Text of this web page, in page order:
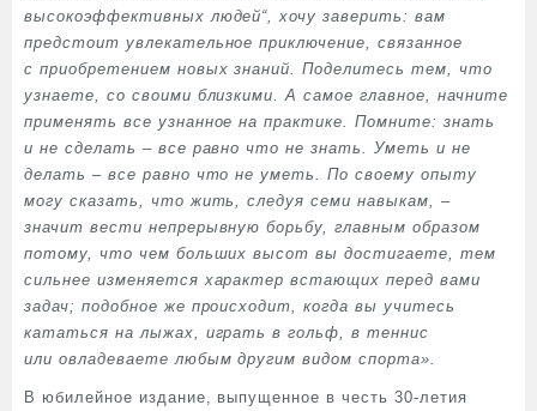
высокоэффективных людей“, хочу заверить: вам
предстоит увлекательное приключение, связанное
с приобретением новых знаний. Поделитесь тем, что
узнаете, со своими близкими. А самое главное, начните
применять все узнанное на практике. Помните: знать
и не сделать – все равно что не знать. Уметь и не
делать – все равно что не уметь. По своему опыту
могу сказать, что жить, следуя семи навыкам, –
значит вести непрерывную борьбу, главным образом
потому, что чем больших высот вы достигаете, тем
сильнее изменяется характер встающих перед вами
задач; подобное же происходит, когда вы учитесь
кататься на лыжах, играть в гольф, в теннис
или овладеваете любым другим видом спорта».
В юбилейное издание, выпущенное в честь 30-летия